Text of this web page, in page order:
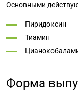
Основными
Пиридоксин
Тиамин
Форма